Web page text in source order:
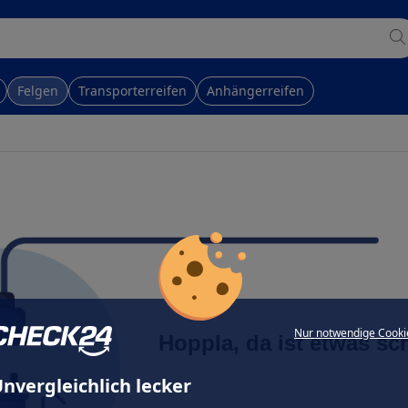
Nur notwendige
lecker
Felgen Transporterreifen Anhängerreifen
Hoppla, da ist etwas